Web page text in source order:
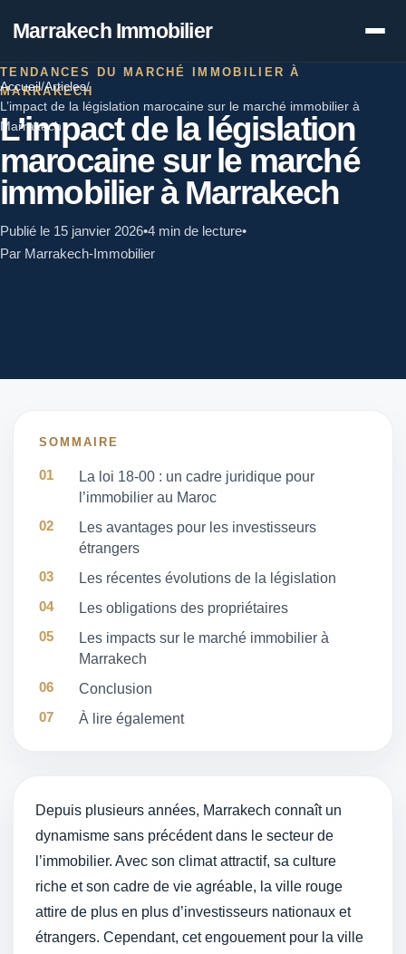
Marrakech Immobilier
Accueil/Articles/
L’impact de la législation marocaine sur le marché immobilier à
Marrakech
TENDANCES DU MARCHÉ IMMOBILIER À
MARRAKECH
L’impact de la législation
marocaine sur le marché
immobilier à Marrakech
Publié le 15 janvier 2026•4 min de lecture•
Par Marrakech-Immobilier
SOMMAIRE
La loi 18-00 : un cadre juridique pour
l’immobilier au Maroc
Les avantages pour les investisseurs
étrangers
Les récentes évolutions de la législation
Les obligations des propriétaires
Les impacts sur le marché immobilier à
Marrakech
Conclusion
À lire également
Depuis plusieurs années, Marrakech connaît un
dynamisme sans précédent dans le secteur de
l’immobilier. Avec son climat attractif, sa culture
riche et son cadre de vie agréable, la ville rouge
attire de plus en plus d’investisseurs nationaux et
étrangers. Cependant, cet engouement pour la ville